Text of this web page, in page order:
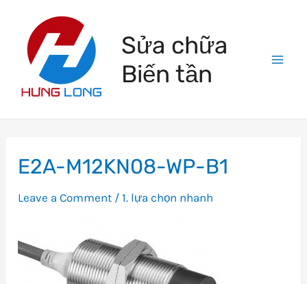
content
Sửa chữa
Biến tần
E2A-M12KN08-WP-B1
Leave a Comment /1. lựa chọn nhanh